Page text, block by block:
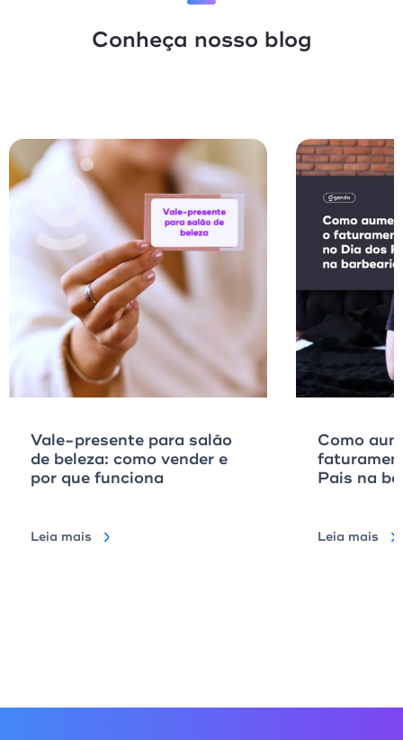
Conheça nosso blog
Vendas
Vale-presente para salão
de beleza: como vender e
por que funciona
Leia mais
Como
Pais na
Leia mais